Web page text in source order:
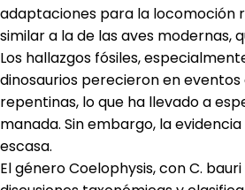
adaptaciones para la locomoción
similar a la de las aves modernas,
Los hallazgos fósiles,
dinosaurios perecieron en
repentinas, lo que ha llevado a
manada. Sin embargo, la
escasa.
El género Coelophysis, con C.